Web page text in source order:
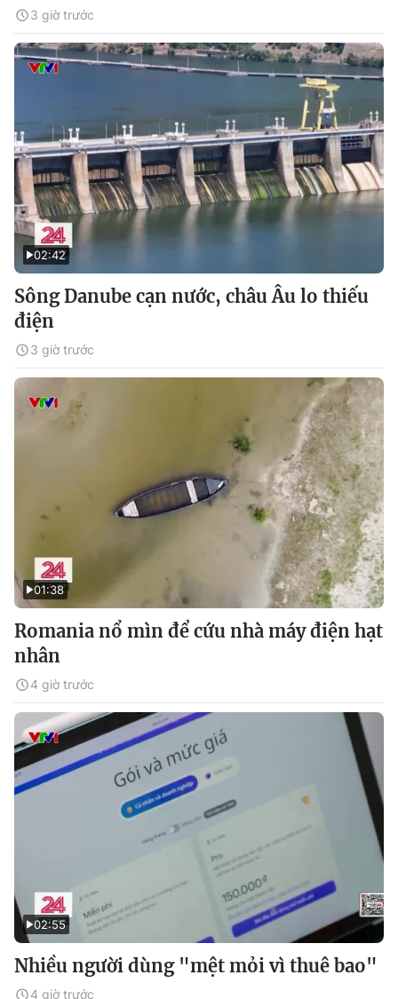
3 giờ trước
02:42
Sông Danube cạn nước, châu Âu lo thiếu
điện
3 giờ trước
01:38
Romania nổ mìn để cứu nhà máy điện hạt
nhân
4 giờ trước
02:55
Nhiều người dùng "mệt mỏi vì thuê bao"
4 giờ trước